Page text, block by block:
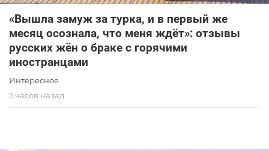
«Вышла замуж за турка, и в первый же
месяц осознала, что меня ждёт»: отзывы
русских жён о браке с горячими
иностранцами
Интересное
5 часов назад